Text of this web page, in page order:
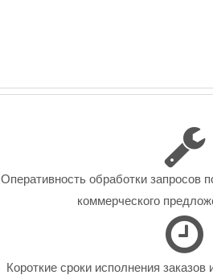
Оперативность обработки запросов
коммерческого
Короткие сроки исполнения